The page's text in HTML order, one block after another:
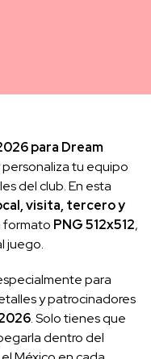
para Dream
personaliza tu equipo
del club. En esta
visita, tercero y
formato PNG 512x512,
juego.
para
y patrocinadores
. Solo tienes que
dentro del